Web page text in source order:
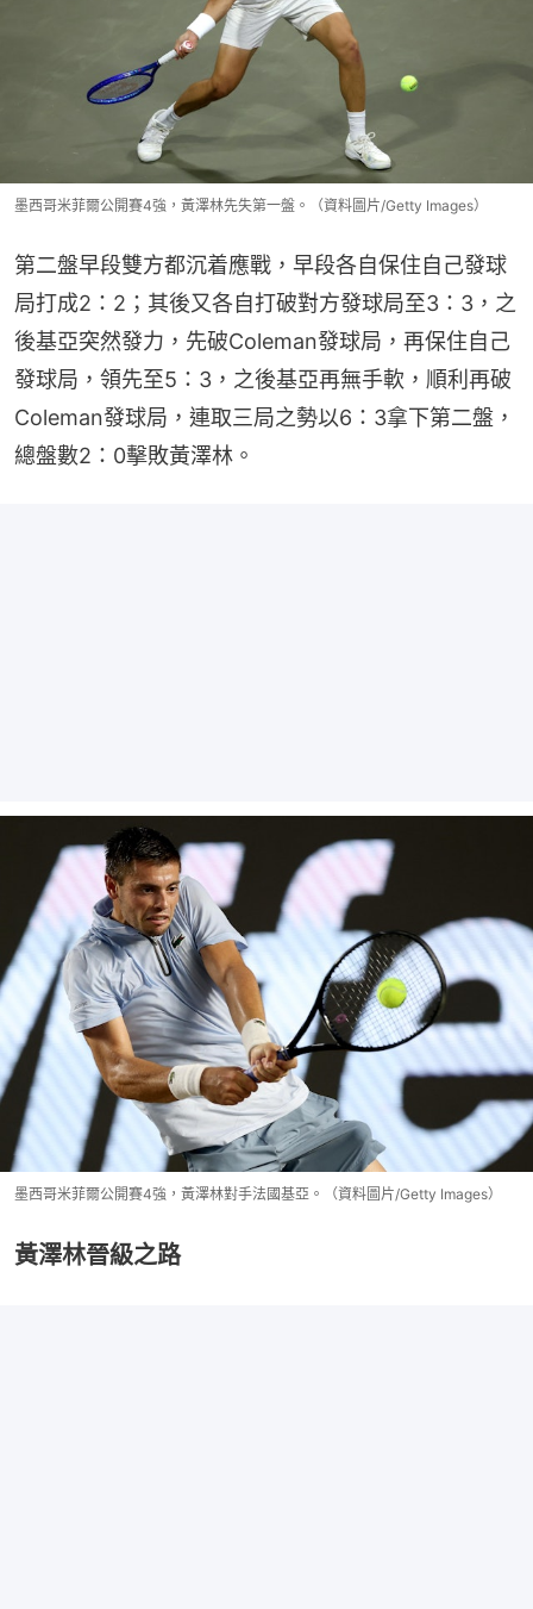
墨西哥米菲爾公開賽4強，黃澤林先失第一盤。（資料圖片/Getty Images）
第二盤早段雙方都沉着應戰，早段各自保住自己發球
局打成2：2；其後又各自打破對方發球局至3：3，之
後基亞突然發力，先破Coleman發球局，再保住自己
發球局，領先至5：3，之後基亞再無手軟，順利再破
Coleman發球局，連取三局之勢以6：3拿下第二盤，
總盤數2：0擊敗黃澤林。
墨西哥米菲爾公開賽4強，黃澤林對手法國基亞。（資料圖片/Getty Images）
黃澤林晉級之路